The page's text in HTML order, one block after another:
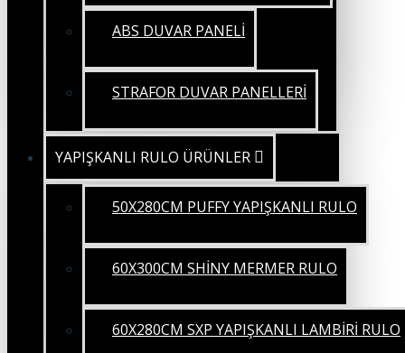
ABS DUVAR PANELİ
STRAFOR DUVAR PANELLERİ
YAPIŞKANLI RULO ÜRÜNLER
50X280CM PUFFY YAPIŞKANLI RULO
60X300CM SHİNY MERMER RULO
60X280CM SXP YAPIŞKANLI LAMBİRİ RULO